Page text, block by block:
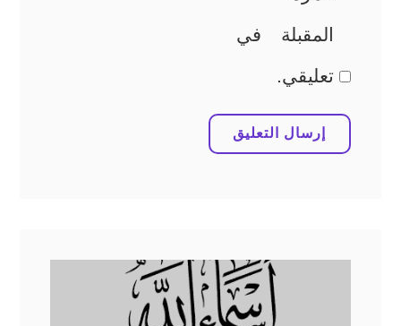
المقبلة في
تعليقي.